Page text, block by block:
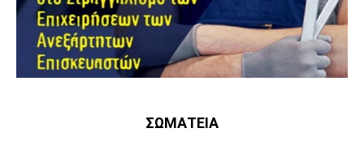
ΣΩΜΑΤΕΊΑ